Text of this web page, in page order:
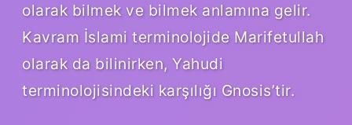
olarak bilmek ve bilmek anlamına gelir.
Kavram İslami terminolojide Marifetullah
olarak da bilinirken, Yahudi
terminolojisindeki karşılığı Gnosis’tir.